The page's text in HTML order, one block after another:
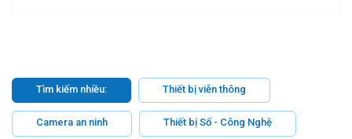
Tìm kiếm nhiều: Thiết bị viễn thông
Camera an ninh Thiết bị Số - Công Nghệ